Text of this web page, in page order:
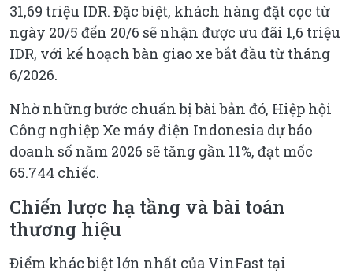
31,69 triệu IDR. Đặc biệt, khách hàng đặt cọc từ
ngày 20/5 đến 20/6 sẽ nhận được ưu đãi 1,6 triệu
IDR, với kế hoạch bàn giao xe bắt đầu từ tháng
6/2026.
Nhờ những bước chuẩn bị bài bản đó, Hiệp hội
Công nghiệp Xe máy điện Indonesia dự báo
doanh số năm 2026 sẽ tăng gần 11%, đạt mốc
65.744 chiếc.
Chiến lược hạ tầng và bài toán
thương hiệu
Điểm khác biệt lớn nhất của VinFast tại